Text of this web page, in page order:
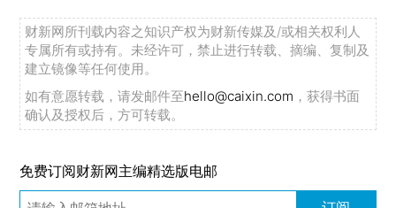
财新网所刊载内容之知识产权为财新传媒及/或相关权利人
专属所有或持有。未经许可，禁止进行转载、摘编、复制及
建立镜像等任何使用。
如有意愿转载，请发邮件至hello@caixin.com ，获得书面
确认及授权后，方可转载。
免费订阅财新网主编精选版电邮